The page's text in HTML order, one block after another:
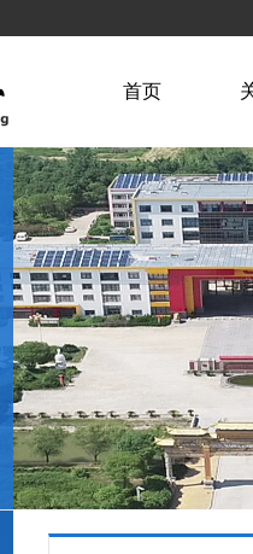
首页